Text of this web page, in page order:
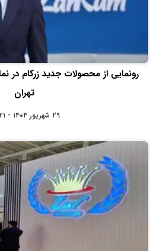
رونمایی از محصولات جدید زرکام در
تهران
۲۹ شهریور ۱۴۰۴ - ۲۰:۲۱